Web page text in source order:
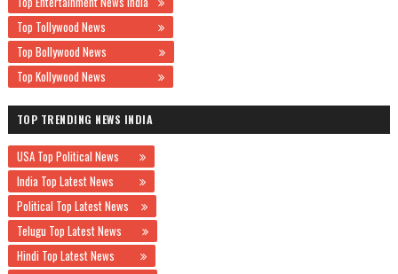
Top Tollywood News
Top Bollywood News
Top Kollywood News
TOP TRENDING NEWS INDIA
USA Top Political News
India Top Latest News
Political Top Latest News
Telugu Top Latest News
Hindi Top Latest News